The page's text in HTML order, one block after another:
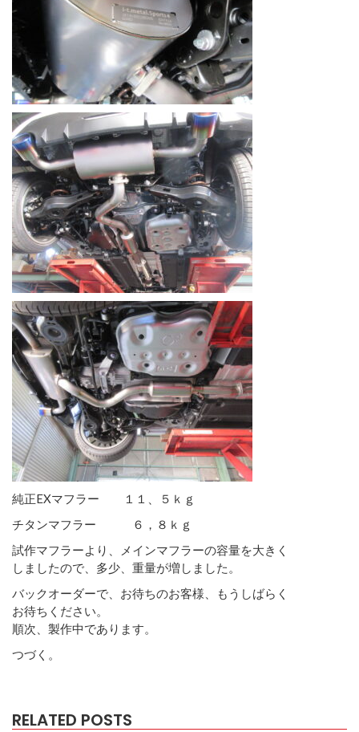
純正EXマフラー １１、５ｋｇ
チタンマフラー ６，８ｋｇ
試作マフラーより、メインマフラーの容量を大きく
しましたので、多少、重量が増しました。
バックオーダーで、お待ちのお客様、もうしばらく
お待ちください。
順次、製作中であります。
つづく。
RELATED POSTS